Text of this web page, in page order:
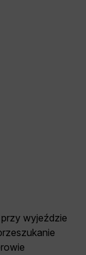
wyjeździe